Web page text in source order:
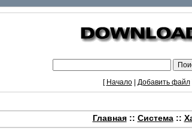
[ Начало| Добавить файл
Главная:: Система::